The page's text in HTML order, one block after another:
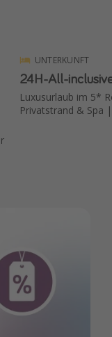
UNTERKUNFT
24H-All-
Luxusurlaub im 5*
Privatstrand & Spa